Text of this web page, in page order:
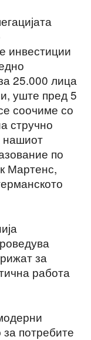
инвестиции
25.000 лица
уште пред 5
соочиме со
стручно
нашиот
по
Мартенс,
за
работа
потребите